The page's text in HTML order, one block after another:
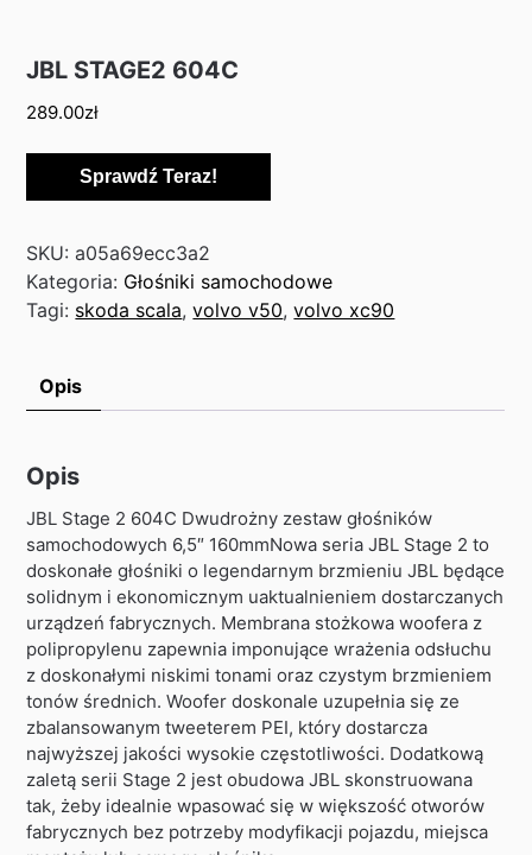
JBL STAGE2 604C
289.00zł
Sprawdź Teraz!
SKU:a05a69ecc3a2
Kategoria: Głośniki samochodowe
Tagi: skoda scala,volvo v50,volvo xc90
Opis
Opis
JBL Stage 2 604C Dwudrożny zestaw głośników
samochodowych 6,5″ 160mmNowa seria JBL Stage 2 to
doskonałe głośniki o legendarnym brzmieniu JBL będące
solidnym i ekonomicznym uaktualnieniem dostarczanych
urządzeń fabrycznych. Membrana stożkowa woofera z
polipropylenu zapewnia imponujące wrażenia odsłuchu
z doskonałymi niskimi tonami oraz czystym brzmieniem
tonów średnich. Woofer doskonale uzupełnia się ze
zbalansowanym tweeterem PEI, który dostarcza
najwyższej jakości wysokie częstotliwości. Dodatkową
zaletą serii Stage 2 jest obudowa JBL skonstruowana
tak, żeby idealnie wpasować się w większość otworów
fabrycznych bez potrzeby modyfikacji pojazdu, miejsca